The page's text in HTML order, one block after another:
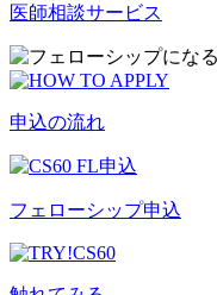
医師相談サービス
申込の流れ
フェローシップ申込